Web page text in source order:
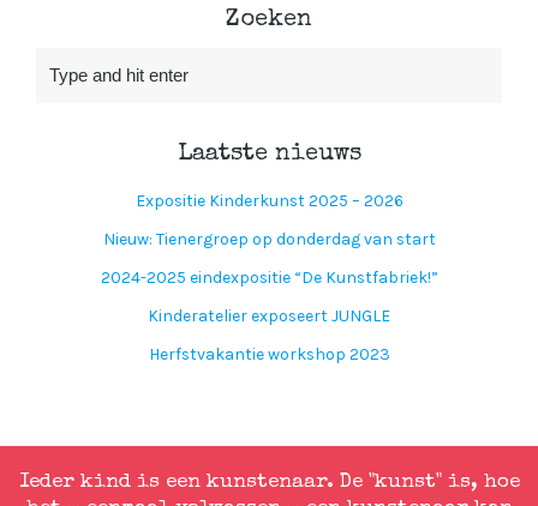
Zoeken
Laatste nieuws
Expositie Kinderkunst 2025 – 2026
Nieuw: Tienergroep op donderdag van start
2024-2025 eindexpositie “De Kunstfabriek!”
Kinderatelier exposeert JUNGLE
Herfstvakantie workshop 2023
Ieder kind is een kunstenaar. De "kunst" is, hoe